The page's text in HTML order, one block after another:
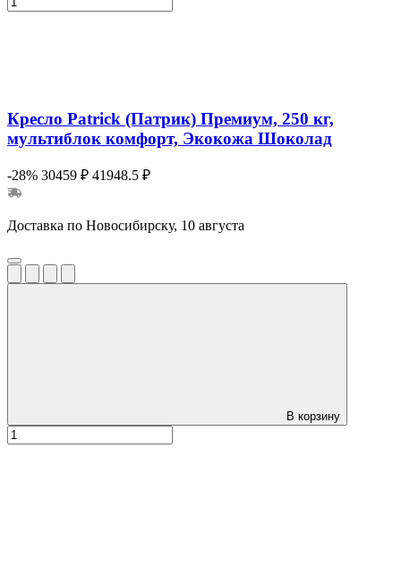
Кресло Patrick (Патрик) Премиум, 250 кг,
мультиблок комфорт, Экокожа Шоколад
-28% 30459 ₽ 41948.5 ₽
Доставка по Новосибирску, 10 августа
В корзину